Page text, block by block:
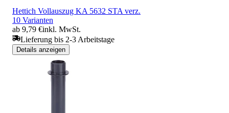
Hettich Vollauszug KA 5632 STA verz.
10 Varianten
ab 9,79 €inkl. MwSt.
Lieferung bis 2-3 Arbeitstage
Details anzeigen